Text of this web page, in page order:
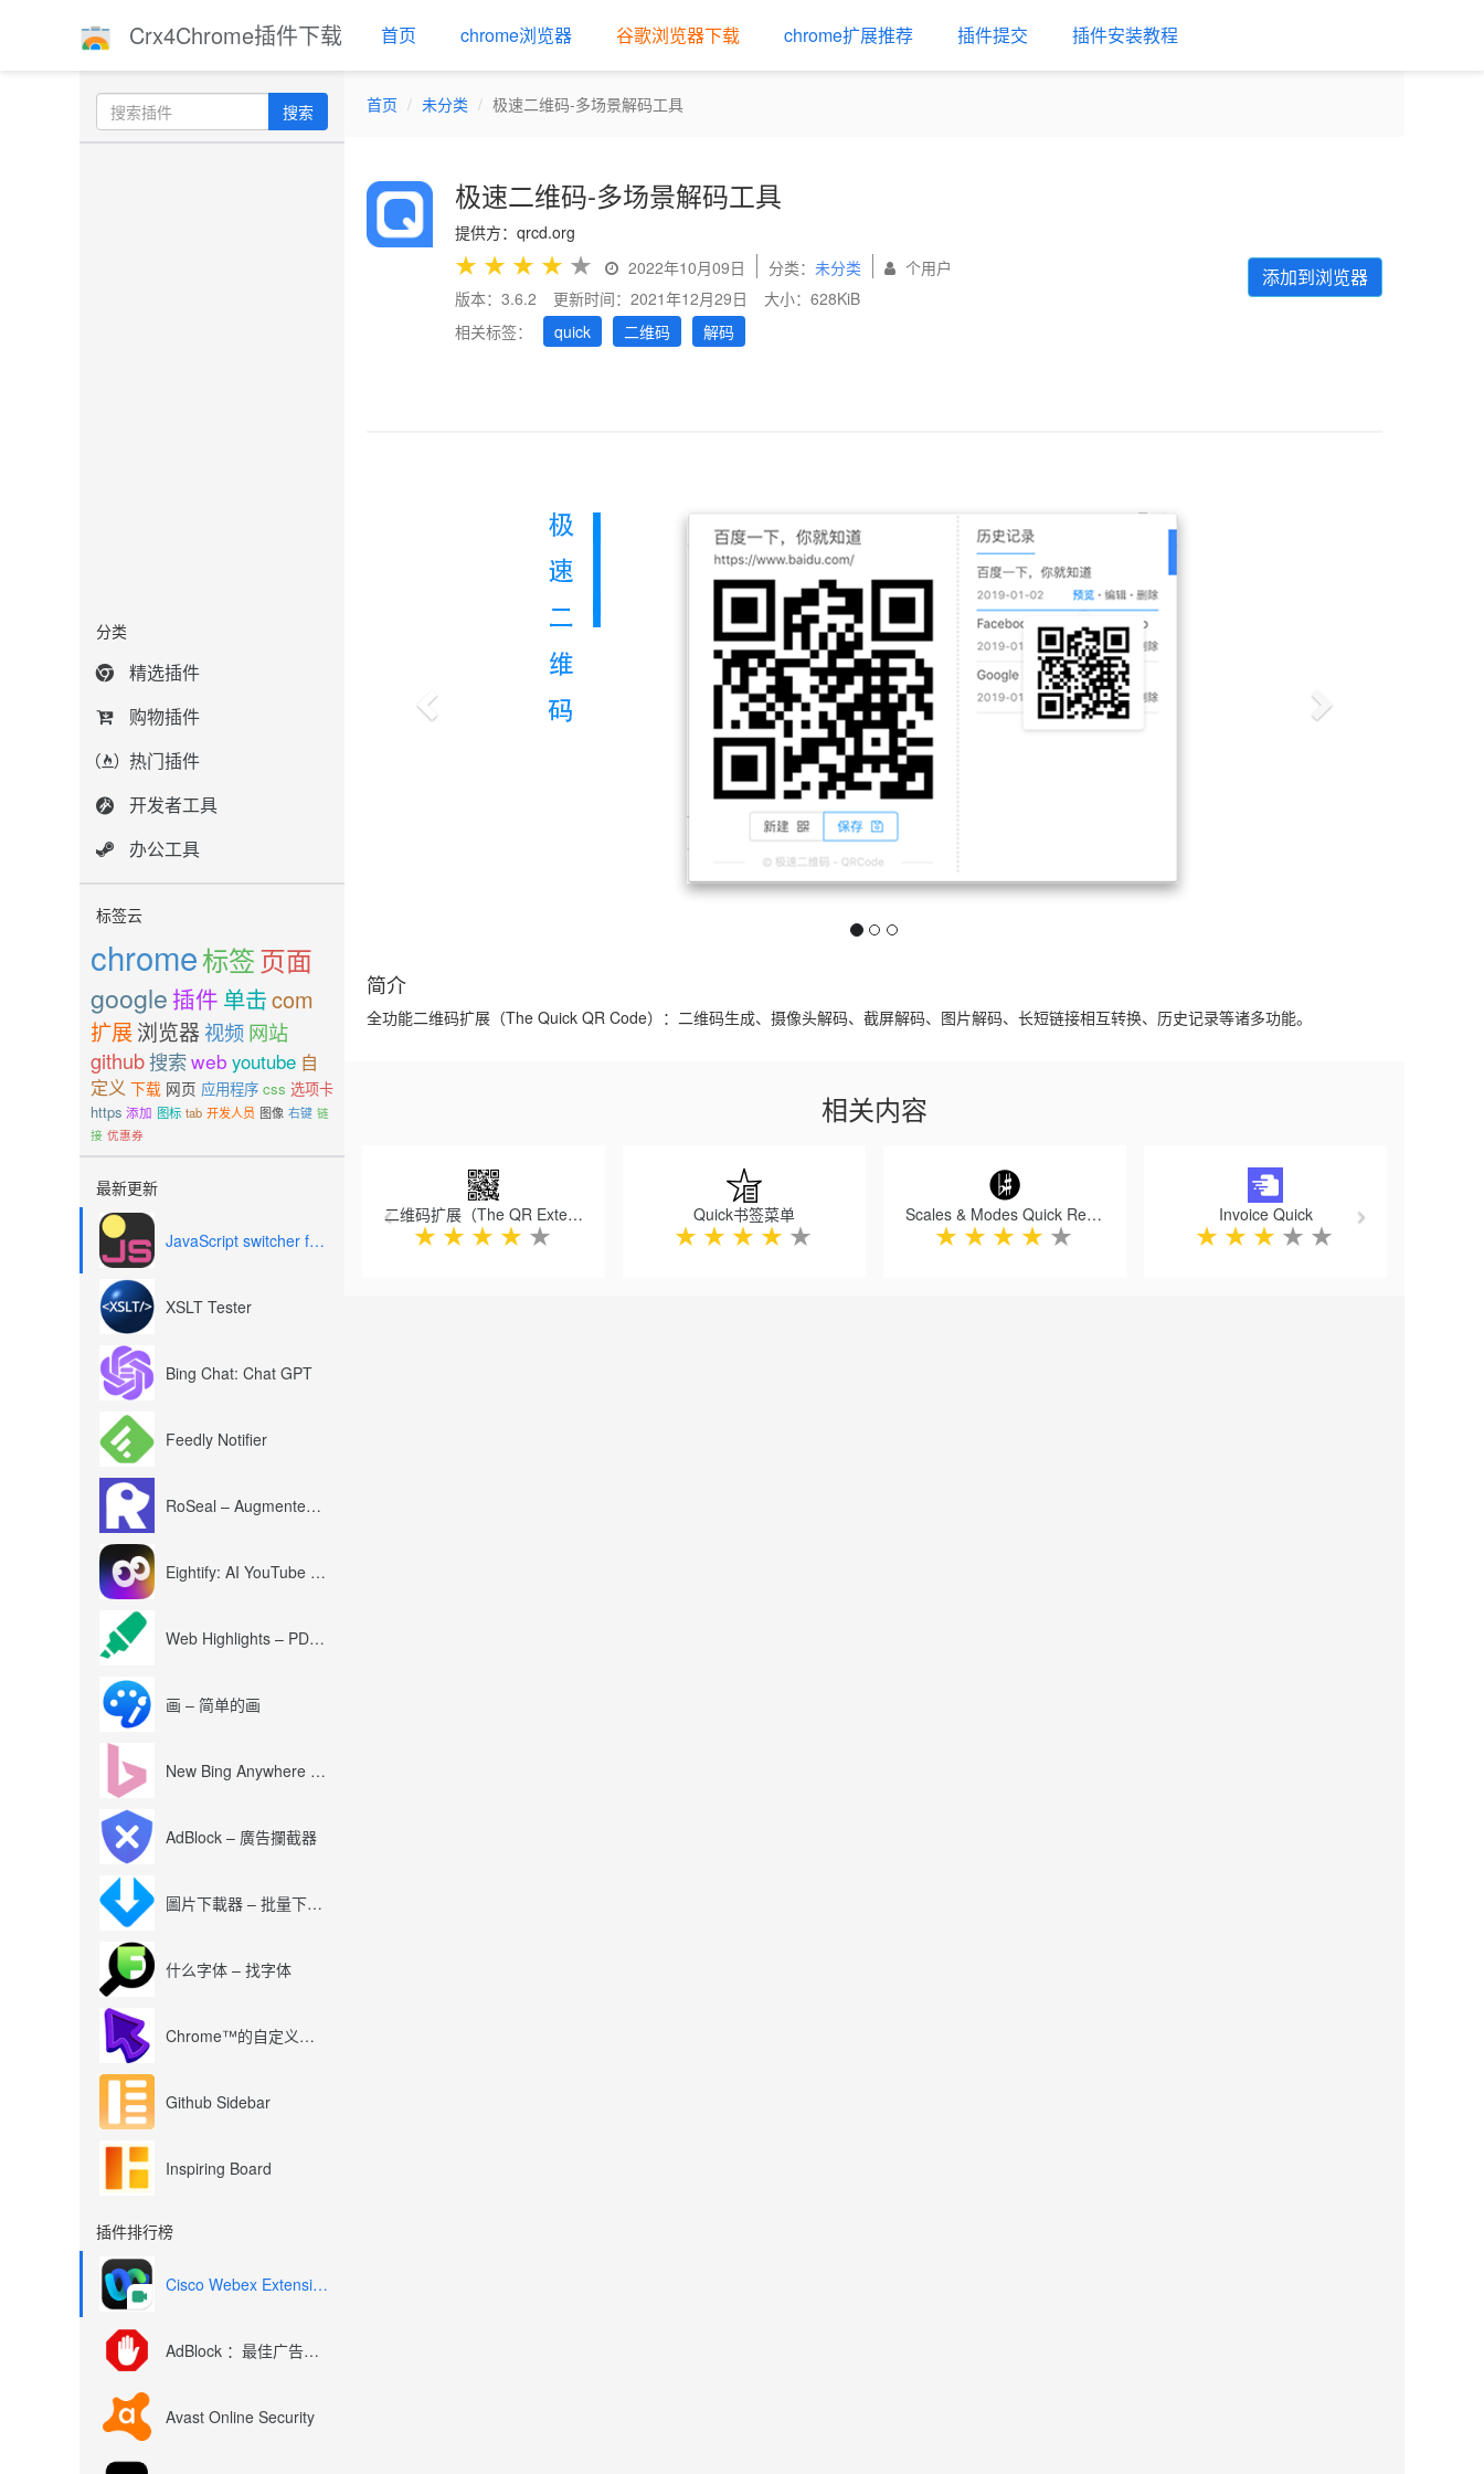
Crx4Chrome插件下载 首页 chrome浏览器 谷歌浏览器下载 chrome扩展推荐 插件提交 插件安装教程
搜索
分类
精选插件
购物插件
热门插件
开发者工具
办公工具
标签云
chrome标签页面
google 插件 单击com
扩展浏览器 视频网站
github搜索web youtube 自
定义 下载 网页 应用程序 css 选项卡
https 添加 图标 tab 开发人员 图像 右键 链
接 优惠券
最新更新
JavaScript switcher for SEO and development
XSLT Tester
Bing Chat: Chat GPT
Feedly Notifier
RoSeal – Augmented Roblox Experience
Eightify: AI YouTube Summary with ChatGPT
Web Highlights – PDF & Web Highlighter
画 – 简单的画
New Bing Anywhere (Bing Chat GPT-4)
AdBlock – 廣告攔截器
圖片下載器 – 批量下載圖片
什么字体 – 找字体
Chrome™的自定义光标
Github Sidebar
Inspiring Board
插件排行榜
Cisco Webex Extension
AdBlock ：最佳广告拦截工具
Avast Online Security
首页 未分类 极速二维码-多场景解码工具
极速二维码-多场景解码工具
提供方：qrcd.org
★ ★ ★ ★ ★ 2022年10月09日 分类： 未分类
个用户
版本：3.6.2
更新时间：2021年12月29日
大小：628KiB
相关标签：
quick 二维码 解码
添加到浏览器
简介
全功能二维码扩展（The Quick QR Code）：二维码生成、摄像头解码、截屏解码、图片解码、长短链接相互转换、历史记录等诸多功能。
相关内容
二维码扩展（The QR Extension）
★ ★ ★ ★ ★
Quick书签菜单
★ ★ ★ ★ ★
Scales & Modes Quick Reference
★ ★ ★ ★ ★
Invoice Quick
★ ★ ★ ★ ★